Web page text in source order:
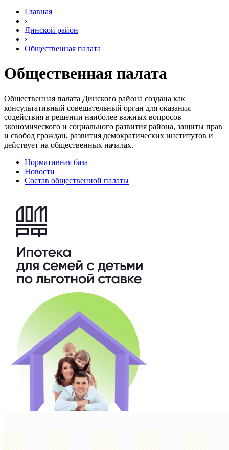
Главная
›
Динской район
›
Общественная палата
Общественная палата
Общественная палата Динского района создана как
консультативный совещательный орган для оказания
содействия в решении наиболее важных вопросов
экономического и социального развития района, защиты прав
и свобод граждан, развития демократических институтов и
действует на общественных началах.
Нормативная база
Новости
Состав общественной палаты